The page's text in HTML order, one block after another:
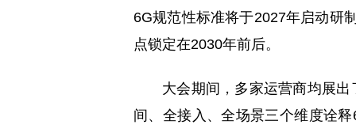
6G规范性标准将于2027年启动研
点锁定在2030年前后。
大会期间，多家运营商均展
间、全接入、全场景三个维度诠